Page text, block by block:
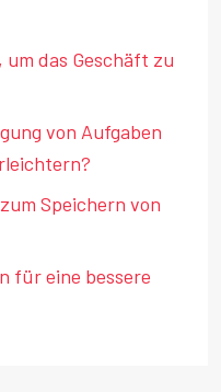
um das Geschäft zu
von Aufgaben
Speichern von
für eine bessere